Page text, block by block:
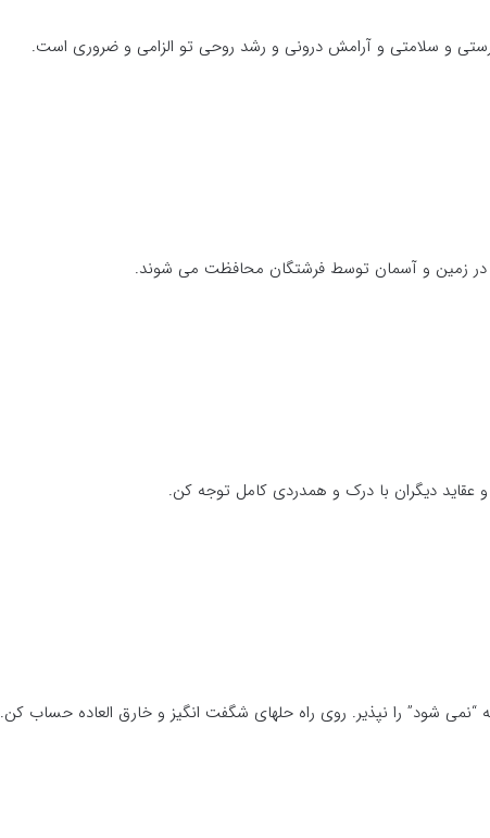
و سلامتی و آرامش درونی و رشد روحی تو الزامی و ضروری است.
در زمین و آسمان توسط فرشتگان محافظت می شوند.
عقاید دیگران با درک و همدردی کامل توجه کن.
“نمی شود” را نپذیر. روی راه حلهای شگفت انگیز و خارق العاده حساب کن.